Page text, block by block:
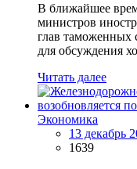
В ближайшее
министров
глав таможенных
для обсуждения
Читать далее
Экономика
13 декабрь
1639